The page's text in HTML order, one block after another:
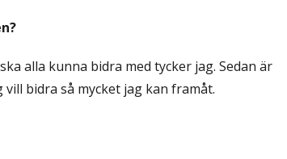
alla kunna bidra med tycker jag. Sedan är
bidra så mycket jag kan framåt.